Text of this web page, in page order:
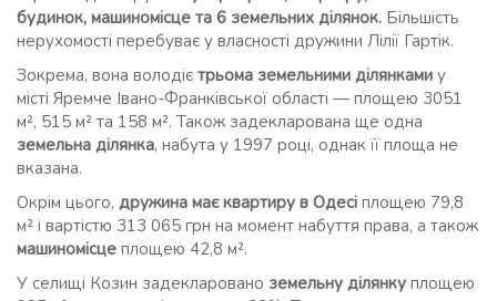
будинок, машиномісце та 6 земельних ділянок. Більшість
нерухомості перебуває у власності дружини Лілії Гартік.
Зокрема, вона володіє трьома земельними ділянками у
місті Яремче Івано-Франківської області — площею 3051
м², 515 м² та 158 м². Також задекларована ще одна
земельна ділянка, набута у 1997 році, однак її площа не
вказана.
Окрім цього, дружина має квартиру в Одесі площею 79,8
м² і вартістю 313 065 грн на момент набуття права, а також
машиномісце площею 42,8 м².
У селищі Козин задекларовано земельну ділянку площею